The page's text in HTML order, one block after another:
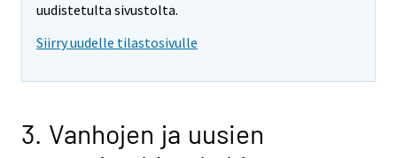
uudistetulta sivustolta.
Siirry uudelle tilastosivulle
3. Vanhojen ja uusien